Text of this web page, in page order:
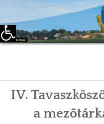
Eszköztár megnyitása
KEZDŐLAP
IV.
a